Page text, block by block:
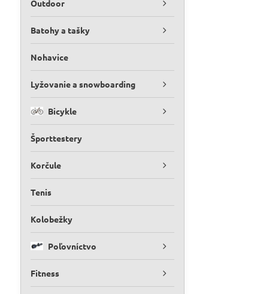
Outdoor
Batohy a tašky
Nohavice
Lyžovanie a snowboarding
Bicykle
Športtestery
Korčule
Tenis
Kolobežky
Poľovníctvo
Fitness